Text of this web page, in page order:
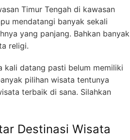
Timur Tengah di kawasan
mendatangi banyak sekali
yang panjang. Bahkan banyak
religi.
kali datang pasti belum memiliki
pilihan wisata tentunya
terbaik di sana. Silahkan
Destinasi Wisata